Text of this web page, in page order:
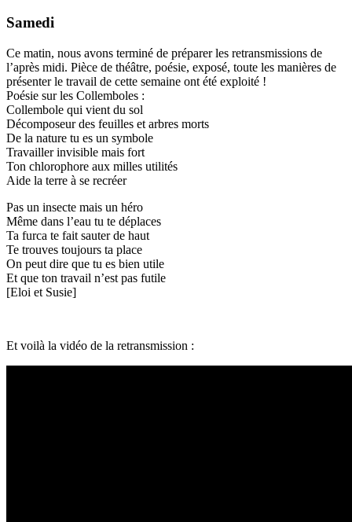
Samedi
Ce matin, nous avons terminé de préparer les retransmissions de
l’après midi. Pièce de théâtre, poésie, exposé, toute les manières de
présenter le travail de cette semaine ont été exploité !
Poésie sur les Collemboles :
Collembole qui vient du sol
Décomposeur des feuilles et arbres morts
De la nature tu es un symbole
Travailler invisible mais fort
Ton chlorophore aux milles utilités
Aide la terre à se recréer
Pas un insecte mais un héro
Même dans l’eau tu te déplaces
Ta furca te fait sauter de haut
Te trouves toujours ta place
On peut dire que tu es bien utile
Et que ton travail n’est pas futile
[Eloi et Susie]
Et voilà la vidéo de la retransmission :